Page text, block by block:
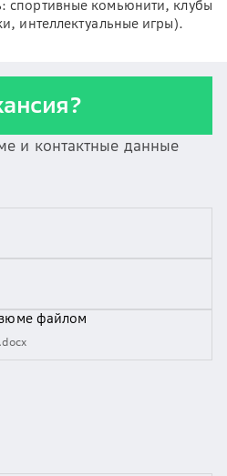
спортивные комьюнити, клубы
интеллектуальные игры).
и контактные данные
файлом